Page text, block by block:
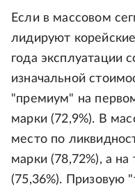
Если в массовом
лидируют
года эксплуатации
изначальной
"премиум" на
марки (72,9%). В
место по
марки (78,72%), а
(75,36%). Призовую